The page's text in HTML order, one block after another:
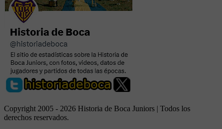
Copyright 2005 - 2026 Historia de Boca Juniors | Todos los
derechos reservados.